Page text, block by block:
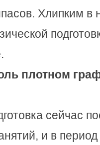
Хлипким в
плотном
сейчас
и в